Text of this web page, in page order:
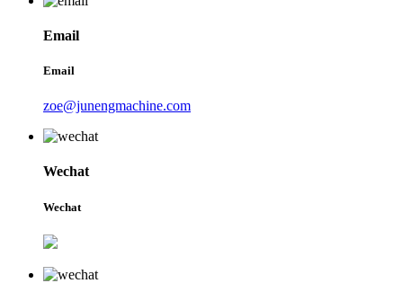
Email
Email
zoe@junengmachine.com
Wechat
Wechat